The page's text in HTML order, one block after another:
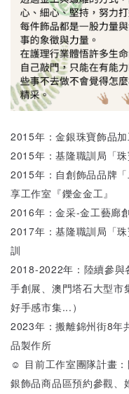
2015年：金銀珠寶飾品
2015年：基隆職訓局「
2015年：自創飾品品牌
享工作室『鑠金金工』
2016年：金采-金工藝廊
2017年：基隆職訓局「
訓
2018-2022年：陸續參與
手創展、澳門塔石大型
好手感市集...）
2023年：搬離錦州街8年
品製作所
☺ 目前工作室團隊計畫
銀飾品商品區預約參觀、